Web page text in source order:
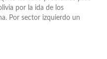
por la ida de los
Por sector izquierdo un